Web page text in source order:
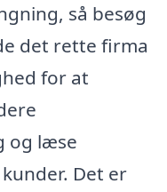
så besøg
det rette firma
for at
og læse
Det er